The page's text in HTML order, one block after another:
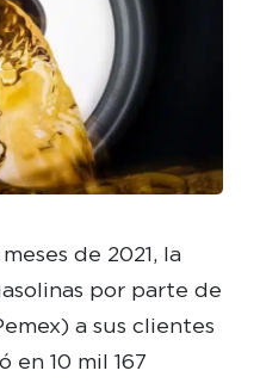
de 2021, la
por parte de
a sus clientes
en 10 mil 167